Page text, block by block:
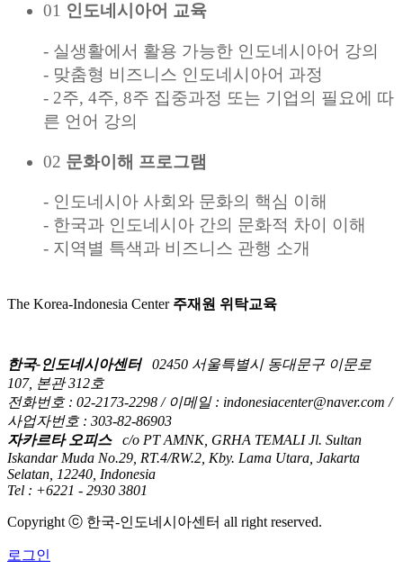
01 인도네시아어 교육
- 실생활에서 활용 가능한 인도네시아어 강의
- 맞춤형 비즈니스 인도네시아어 과정
- 2주, 4주, 8주 집중과정 또는 기업의 필요에 따
른 언어 강의
02 문화이해 프로그램
- 인도네시아 사회와 문화의 핵심 이해
- 한국과 인도네시아 간의 문화적 차이 이해
- 지역별 특색과 비즈니스 관행 소개
The Korea-Indonesia Center 주재원 위탁교육
한국-인도네시아센터02450 서울특별시 동대문구 이문로
107, 본관 312호
전화번호 : 02-2173-2298 / 이메일 : indonesiacenter@naver.com /
사업자번호 : 303-82-86903
자카르타 오피스c/o PT AMNK, GRHA TEMALI Jl. Sultan
Iskandar Muda No.29, RT.4/RW.2, Kby. Lama Utara, Jakarta
Selatan, 12240, Indonesia
Tel : +6221 - 2930 3801
Copyright ⓒ 한국-인도네시아센터 all right reserved.
로그인